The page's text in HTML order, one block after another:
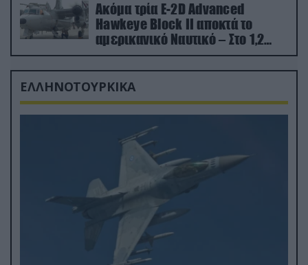
Ακόμα τρία E-2D Advanced
Hawkeye Block II αποκτά το
αμερικανικό Ναυτικό – Στο 1,2
δισ.δολάρια το κόστος
ΕΛΛΗΝΟΤΟΥΡΚΙΚΑ